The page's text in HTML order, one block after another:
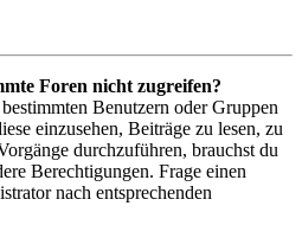
Foren nicht zugreifen?
Benutzern oder Gruppen
einzusehen, Beiträge zu lesen, zu
durchzuführen, brauchst du
Berechtigungen. Frage einen
nach entsprechenden